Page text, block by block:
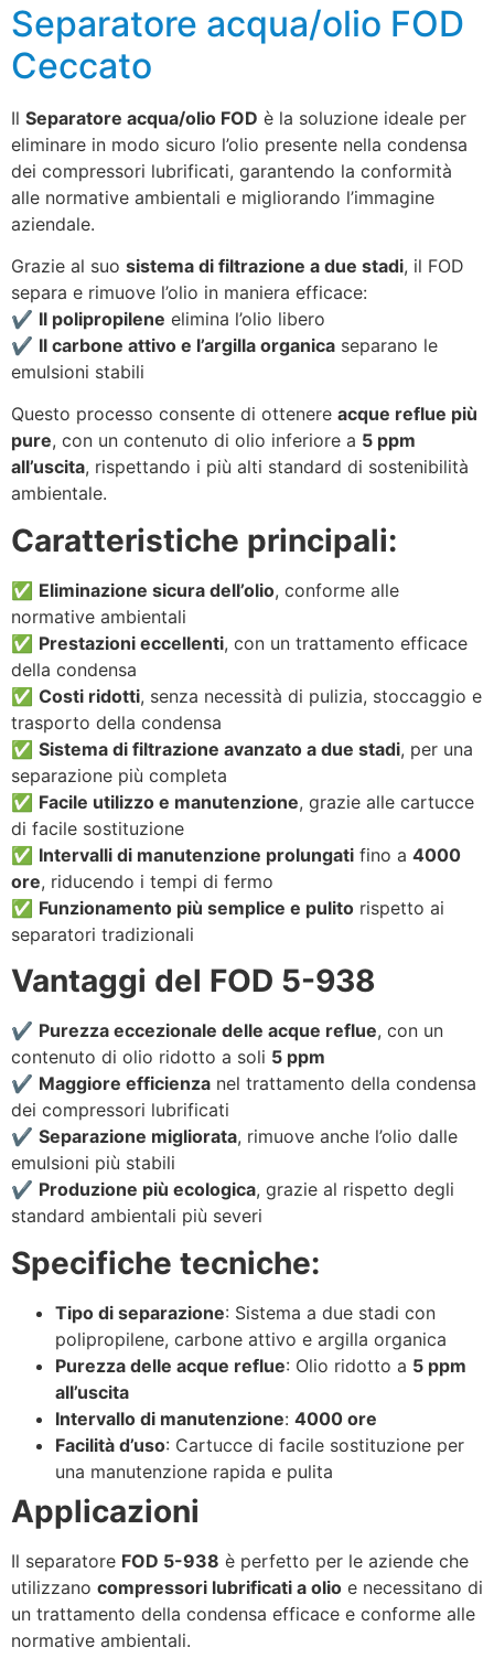
Separatore acqua/olio FOD
Ceccato
Il Separatore acqua/olio FOD è la soluzione ideale per
eliminare in modo sicuro l’olio presente nella condensa
dei compressori lubrificati, garantendo la conformità
alle normative ambientali e migliorando l’immagine
aziendale.
Grazie al suo sistema di filtrazione a due stadi, il FOD
separa e rimuove l’olio in maniera efficace:
✔️ Il polipropilene elimina l’olio libero
✔️ Il carbone attivo e l’argilla organica separano le
emulsioni stabili
Questo processo consente di ottenere acque reflue più
pure, con un contenuto di olio inferiore a 5 ppm
all’uscita, rispettando i più alti standard di sostenibilità
ambientale.
Caratteristiche principali:
✅ Eliminazione sicura dell’olio, conforme alle
normative ambientali
✅ Prestazioni eccellenti, con un trattamento efficace
della condensa
✅ Costi ridotti, senza necessità di pulizia, stoccaggio e
trasporto della condensa
✅ Sistema di filtrazione avanzato a due stadi, per una
separazione più completa
✅ Facile utilizzo e manutenzione, grazie alle cartucce
di facile sostituzione
✅ Intervalli di manutenzione prolungati fino a 4000
ore, riducendo i tempi di fermo
✅ Funzionamento più semplice e pulito rispetto ai
separatori tradizionali
Vantaggi del FOD 5-938
✔️ Purezza eccezionale delle acque reflue, con un
contenuto di olio ridotto a soli 5 ppm
✔️ Maggiore efficienza nel trattamento della condensa
dei compressori lubrificati
✔️ Separazione migliorata, rimuove anche l’olio dalle
emulsioni più stabili
✔️ Produzione più ecologica, grazie al rispetto degli
standard ambientali più severi
Specifiche tecniche:
Tipo di separazione: Sistema a due stadi con
polipropilene, carbone attivo e argilla organica
Purezza delle acque reflue: Olio ridotto a 5 ppm
all’uscita
Intervallo di manutenzione: 4000 ore
Facilità d’uso: Cartucce di facile sostituzione per
una manutenzione rapida e pulita
Applicazioni
Il separatore FOD 5-938 è perfetto per le aziende che
utilizzano compressori lubrificati a olio e necessitano di
un trattamento della condensa efficace e conforme alle
normative ambientali.